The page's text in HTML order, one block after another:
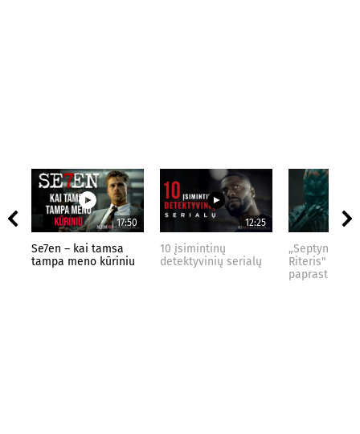
17:50
Se7en – kai tamsa
tampa meno kūriniu
12:25
10 įsimintinų
detektyvinių serialų
„Septynių
Riteris" – kai
paprastumas